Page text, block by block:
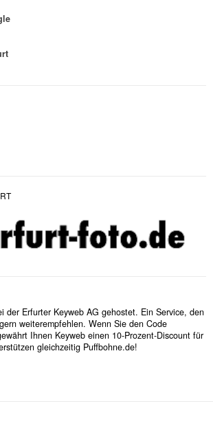
der Erfurter Keyweb AG gehostet. Ein Service, den
weiterempfehlen. Wenn Sie den Code
Ihnen Keyweb einen 10-Prozent-Discount für
gleichzeitig Puffbohne.de!